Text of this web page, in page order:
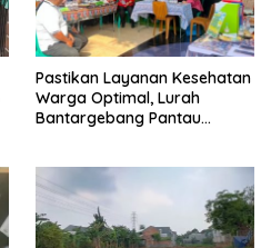
Pastikan Layanan Kesehatan
Warga Optimal, Lurah
Bantargebang Pantau